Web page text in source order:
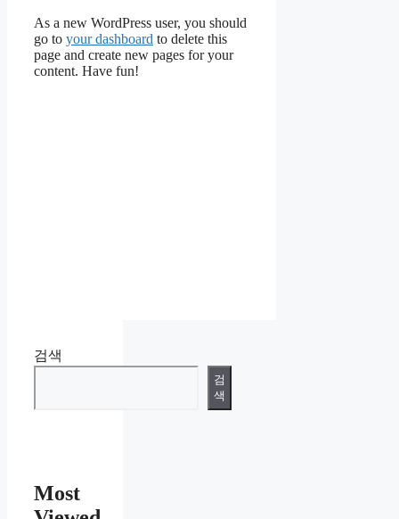
As a new WordPress user, you should
go to your dashboard to delete this
page and create new pages for your
content. Have fun!
검색
검
색
Most